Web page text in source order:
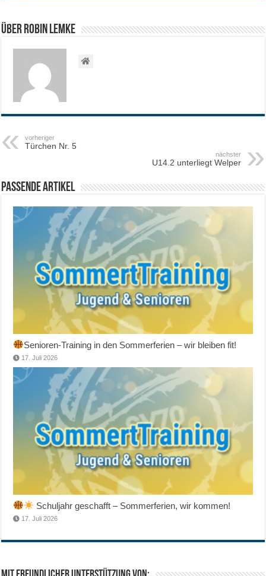
Über Robin Lemke
vorheriger
Türchen Nr. 5
nächster
U14.2 unterliegt Welper
Passende Artikel
Senioren-Training in den Sommerferien – wir bleiben fit!
17. Juli 2026
Schuljahr geschafft – Sommerferien, wir kommen!
17. Juli 2026